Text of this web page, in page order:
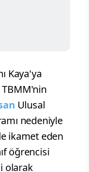
Kaya'ya
Ulusal
nedeniyle
ikamet eden
öğrencisi
olarak